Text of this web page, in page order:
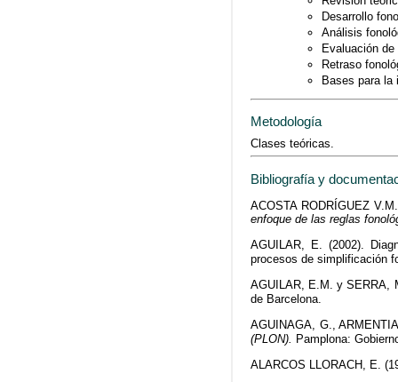
Desarrollo
Análisis
Evaluación
Retraso
Bases para la
Metodología
Clases teóricas.
Bibliografía y
ACOSTA RODRÍGUEZ
enfoque de las reglas
AGUILAR, E. (2002).
procesos de simplificación
AGUILAR, E.M. y SERRA,
de Barcelona.
AGUINAGA, G.,
(PLON). Pamplona:
ALARCOS LLORACH, E.